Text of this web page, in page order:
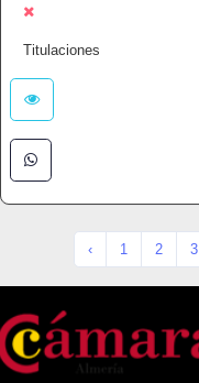
Titulaciones
‹ 1 2 3